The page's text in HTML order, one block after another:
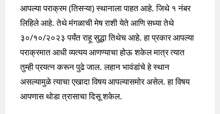
आपल्या पराक्रम (तिसऱ्या) स्थानाला पाहत आहे. जिथे १ नंबर
लिहिले आहे. तेथे मंगळाची मेष राशी येते आणि सध्या तेथे
३०/१०/२०२३ पर्यंत राहू सुद्धा तिथेच आहे. हा प्रकार आपल्या
पराक्रमात आधी व्यत्यय आणण्याचा होऊ शकेल मात्र त्यात
तुम्ही प्रयत्न करून पुढे जाल. लहान भावंडांचे हे स्थान
असल्यामुळे त्याचा एखादा विषय आपल्यासमोर असेल. हा विषय
आपणास थोडा त्रासाचा दिसू शकेल.